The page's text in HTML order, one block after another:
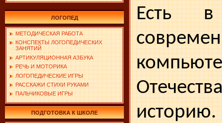
ЛОГОПЕД
МЕТОДИЧЕСКАЯ РАБОТА
КОНСПЕКТЫ ЛОГОПЕДИЧЕСКИХ
ЗАНЯТИЙ
АРТИКУЛЯЦИОННАЯ АЗБУКА
РЕЧЬ И МОТОРИКА
ЛОГОПЕДИЧЕСКИЕ ИГРЫ
РАССКАЖИ СТИХИ РУКАМИ
ПАЛЬЧИКОВЫЕ ИГРЫ
ПОДГОТОВКА К ШКОЛЕ
Есть